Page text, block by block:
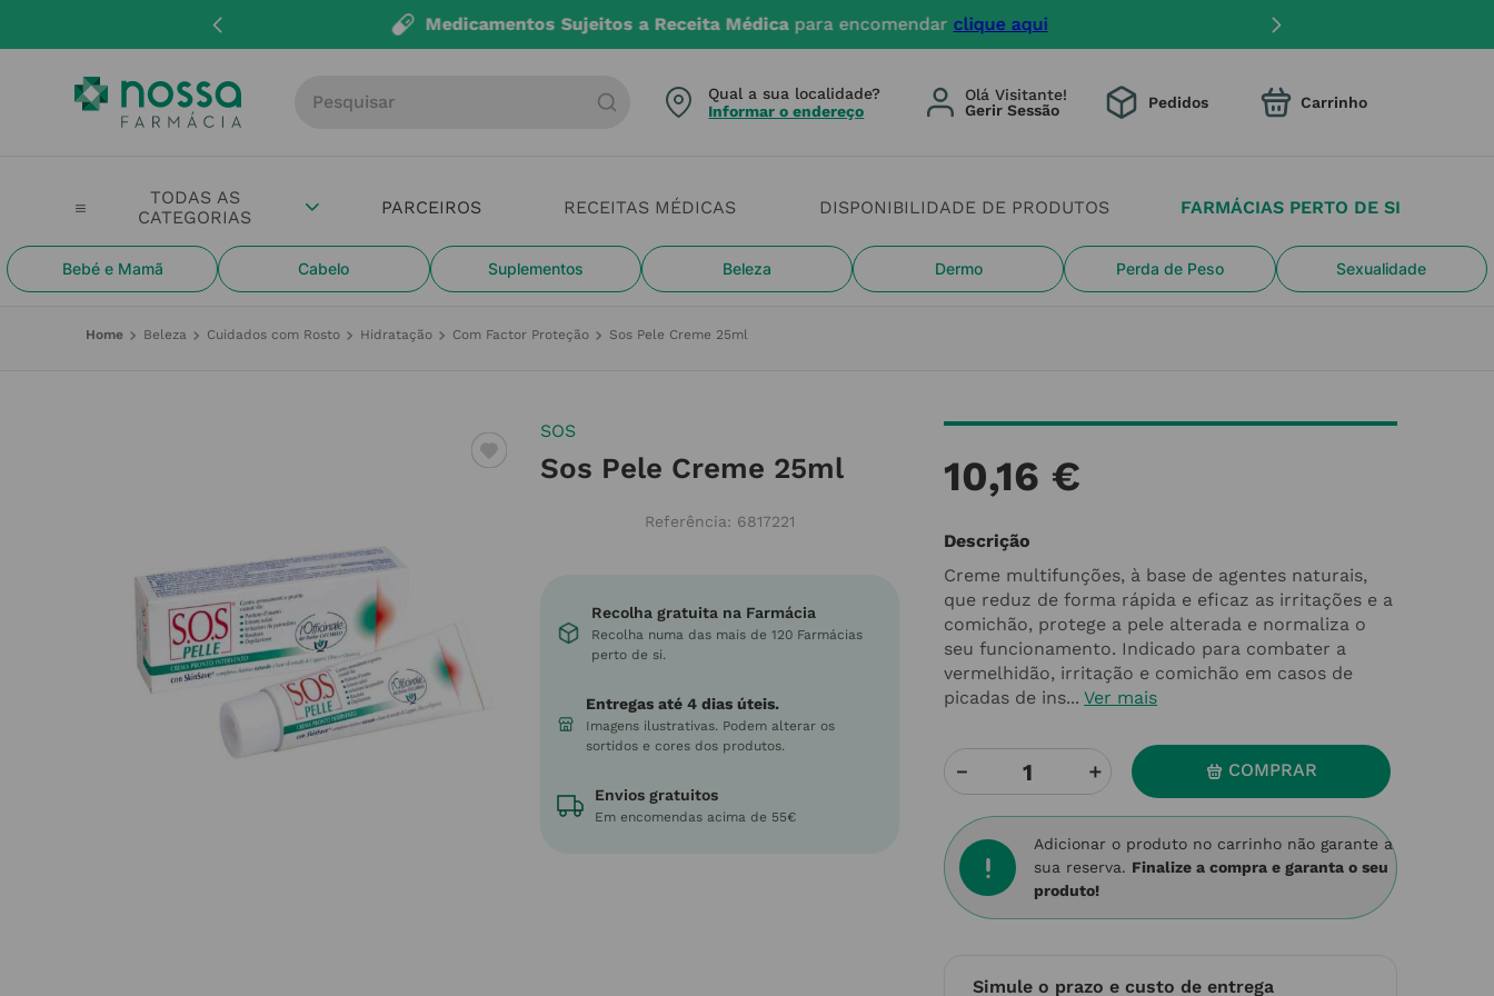
Entregas até 4 dias úteis. Devido aos cheias estamos com constrangimento na entrega.
PARCEIROS RECEITAS MÉDICAS DISPONIBILIDADE DE PRODUTOS FARMÁCIAS PERTO DE SI
Bebé e Mamã Cabelo Suplementos Beleza Dermo Perda de Peso Sexualidade
Qual a sua localidade?
Informar o endereço
Olá Visitante! Pedidos
Beleza Cuidados com Rosto Hidratação Com Factor Proteção Sos Pele Creme 25ml
SOS
Sos Pele Creme 25ml
Referência: 6817221
Recolha gratuita na Farmácia
Recolha numa das mais de 120 Farmácias
perto de si.
Entregas até 4 dias úteis.
Imagens ilustrativas. Podem alterar os
sortidos e cores dos produtos.
Envios gratuitos
Em encomendas acima de 55€
10,16 €
Descrição
Creme multifunções, à base de agentes naturais,
que reduz de forma rápida e eficaz as irritações e a
comichão, protege a pele alterada e normaliza o
seu funcionamento. Indicado para combater a
vermelhidão, irritação e comichão em casos de
picadas de ins... Ver mais
＋
－ COMPRAR
Adicionar o produto no carrinho não garante a
sua reserva. Finalize a compra e garanta o seu
produto!
Simule o prazo e custo de entrega